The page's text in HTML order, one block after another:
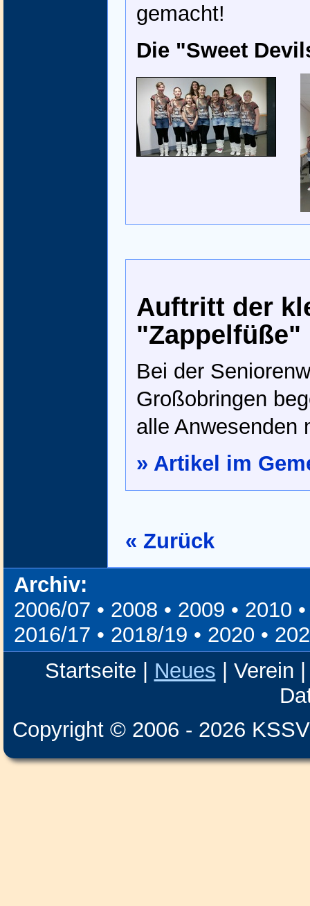
gemacht!
Die "Sweet
Auftritt der
Bei der
Großobringen
alle Anwesenden
» Artikel im
« Zurück
Archiv:
2006/07 • 2008 • 2009 • 2010
2016/17 • 2018/19 • 2020 •
Startseite
Neues Verein
Copyright © 2006 - 2026